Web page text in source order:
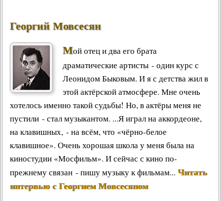
Георгий Мовсесян
Мой отец и два его брата
драматические артисты - один курс с
Леонидом Быковым. И я с детства жил в
этой актёрской атмосфере. Мне очень
хотелось именно такой судьбы! Но, в актёры меня не
пустили - стал музыкантом. ...Я играл на аккордеоне,
на клавишных, - на всём, что «чёрно-белое
клавишное». Очень хорошая школа у меня была на
киностудии «Мосфильм». И сейчас с кино по-
прежнему связан - пишу музыку к фильмам... Читать
интервью с Георгием Мовсесяном